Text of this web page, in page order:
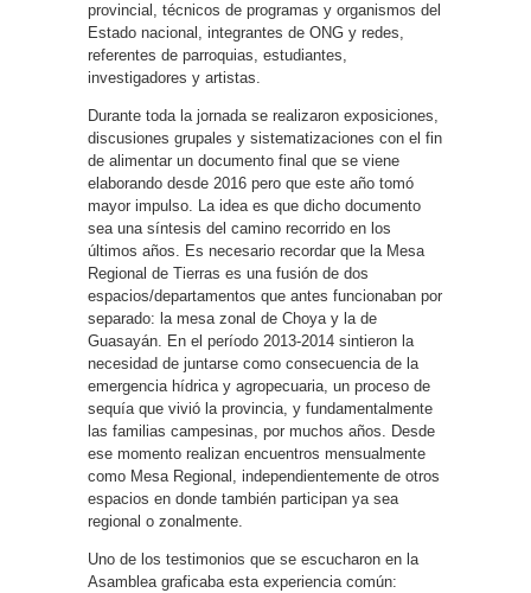
provincial, técnicos de programas y organismos del
Estado nacional, integrantes de ONG y redes,
referentes de parroquias, estudiantes,
investigadores y artistas.
Durante toda la jornada se realizaron exposiciones,
discusiones grupales y sistematizaciones con el fin
de alimentar un documento final que se viene
elaborando desde 2016 pero que este año tomó
mayor impulso. La idea es que dicho documento
sea una síntesis del camino recorrido en los
últimos años. Es necesario recordar que la Mesa
Regional de Tierras es una fusión de dos
espacios/departamentos que antes funcionaban por
separado: la mesa zonal de Choya y la de
Guasayán. En el período 2013-2014 sintieron la
necesidad de juntarse como consecuencia de la
emergencia hídrica y agropecuaria, un proceso de
sequía que vivió la provincia, y fundamentalmente
las familias campesinas, por muchos años. Desde
ese momento realizan encuentros mensualmente
como Mesa Regional, independientemente de otros
espacios en donde también participan ya sea
regional o zonalmente.
Uno de los testimonios que se escucharon en la
Asamblea graficaba esta experiencia común: